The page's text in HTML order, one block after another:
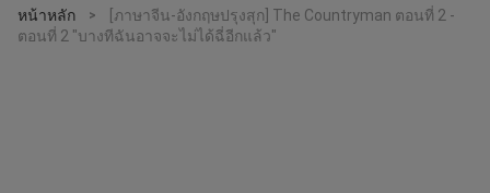
หน้าหลัก >
[ภาษาจีน-อังกฤษปรุงสุก] The Countryman ตอนที่ 2 -
ตอนที่ 2 "บางทีฉันอาจจะไม่ได้ฉี่อีกแล้ว"